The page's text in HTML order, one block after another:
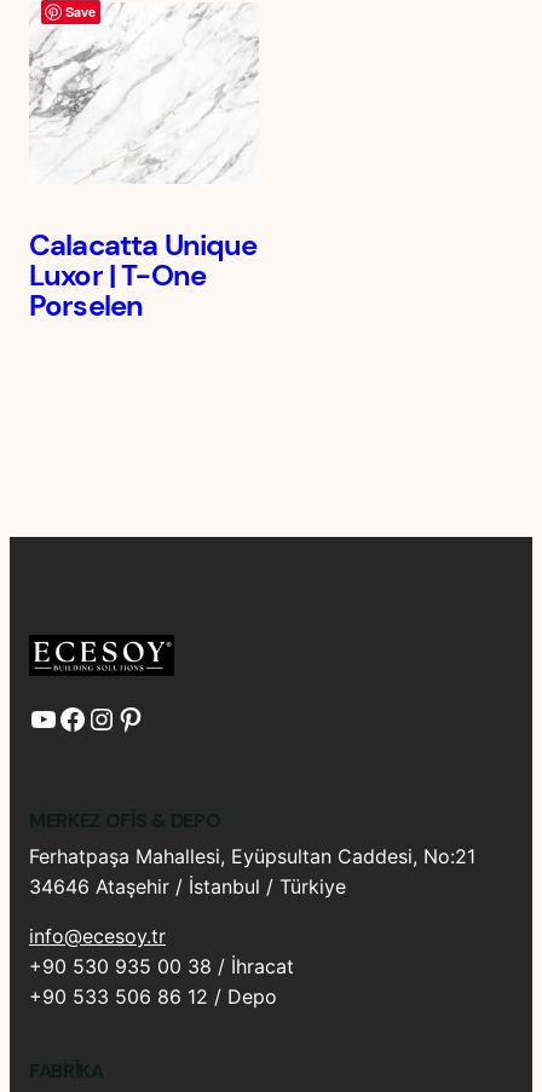
Save
Calacatta Unique
Luxor | T-One
Porselen
YouTube Facebook Instagram Pinterest
MERKEZ OFIS & DEPO
Ferhatpaşa Mahallesi, Eyüpsultan Caddesi, No:21
34646 Ataşehir / İstanbul / Türkiye
info@ecesoy.tr
+90 530 935 00 38 / İhracat
+90 533 506 86 12 / Depo
FABRIKA